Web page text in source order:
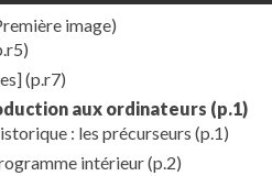
image)
(p.r7)
aux ordinateurs (p.1)
: les précurseurs (p.1)
intérieur(p.2)